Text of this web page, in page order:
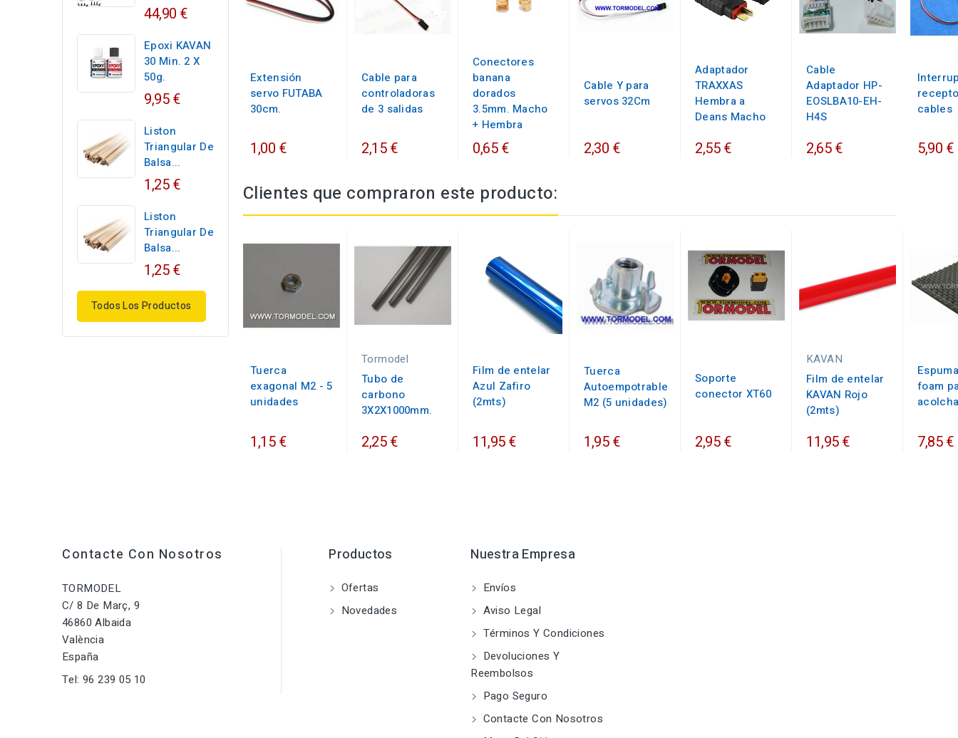
44,90 €
Epoxi KAVAN
30 Min. 2 X
50g.
9,95 €
Liston
Triangular De
Balsa...
1,25 €
Liston
Triangular De
Balsa...
1,25 €
Todos Los Productos
Extensión
servo FUTABA
30cm.
1,00 €
Cable para
controladoras
de 3 salidas
2,15 €
Conectores
banana
dorados
3.5mm. Macho
+ Hembra
0,65 €
Cable Y para
servos 32Cm
2,30 €
Adaptador
TRAXXAS
Hembra a
Deans Macho
2,55 €
Cable
Adaptador HP-
EOSLBA10-EH-
H4S
2,65 €
cables
5,90 €
Clientes que compraron este producto:
Tuerca
exagonal M2 - 5
unidades
1,15 €
Tormodel
Tubo de
carbono
3X2X1000mm.
2,25 €
Film de entelar
Azul Zafiro
(2mts)
11,95 €
Tuerca
Autoempotrable
M2 (5 unidades)
1,95 €
Soporte
conector XT60
2,95 €
KAVAN
Film de entelar
KAVAN Rojo
(2mts)
11,95 €
foam
7,85 €
Contacte Con Nosotros
TORMODEL
C/ 8 De Març, 9
46860 Albaida
València
España
Tel: 96 239 05 10
Productos
Ofertas
Novedades
Nuestra Empresa
Envíos
Aviso Legal
Términos Y Condiciones
Devoluciones Y
Reembolsos
Pago Seguro
Contacte Con Nosotros